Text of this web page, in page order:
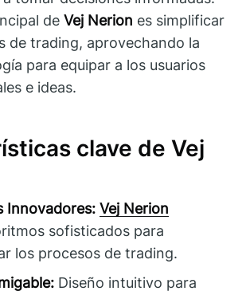
deVej Nerion es simplificar
de trading, aprovechando la
para equipar a los usuarios
e ideas.
clave de Vej
Innovadores: Vej Nerion
sofisticados para
los procesos de trading.
Diseño intuitivo para